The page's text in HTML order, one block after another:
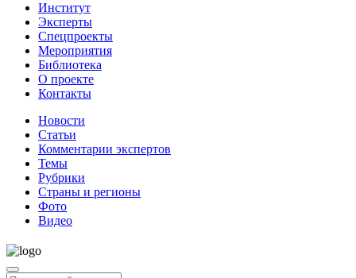
Институт
Эксперты
Спецпроекты
Мероприятия
Библиотека
О проекте
Контакты
Новости
Статьи
Комментарии экспертов
Темы
Рубрики
Страны и регионы
Фото
Видео